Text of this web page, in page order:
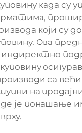
када су
који су
Ова
индиректно
са
на
је понашање